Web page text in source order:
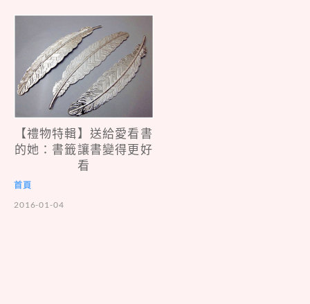
【禮物特輯】送給愛看書
的她：書籤讓書變得更好
看
首頁
2016-01-04